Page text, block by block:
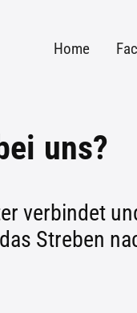
Home
uns?
verbindet
Streben